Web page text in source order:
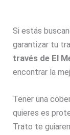
Si estás
garantizar tu
través de El
encontrar la
Tener una
quieres es
Trato te